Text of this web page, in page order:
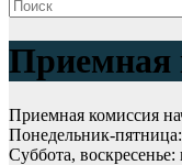
Приемная
Приемная комиссия
Понедельник-
Суббота,